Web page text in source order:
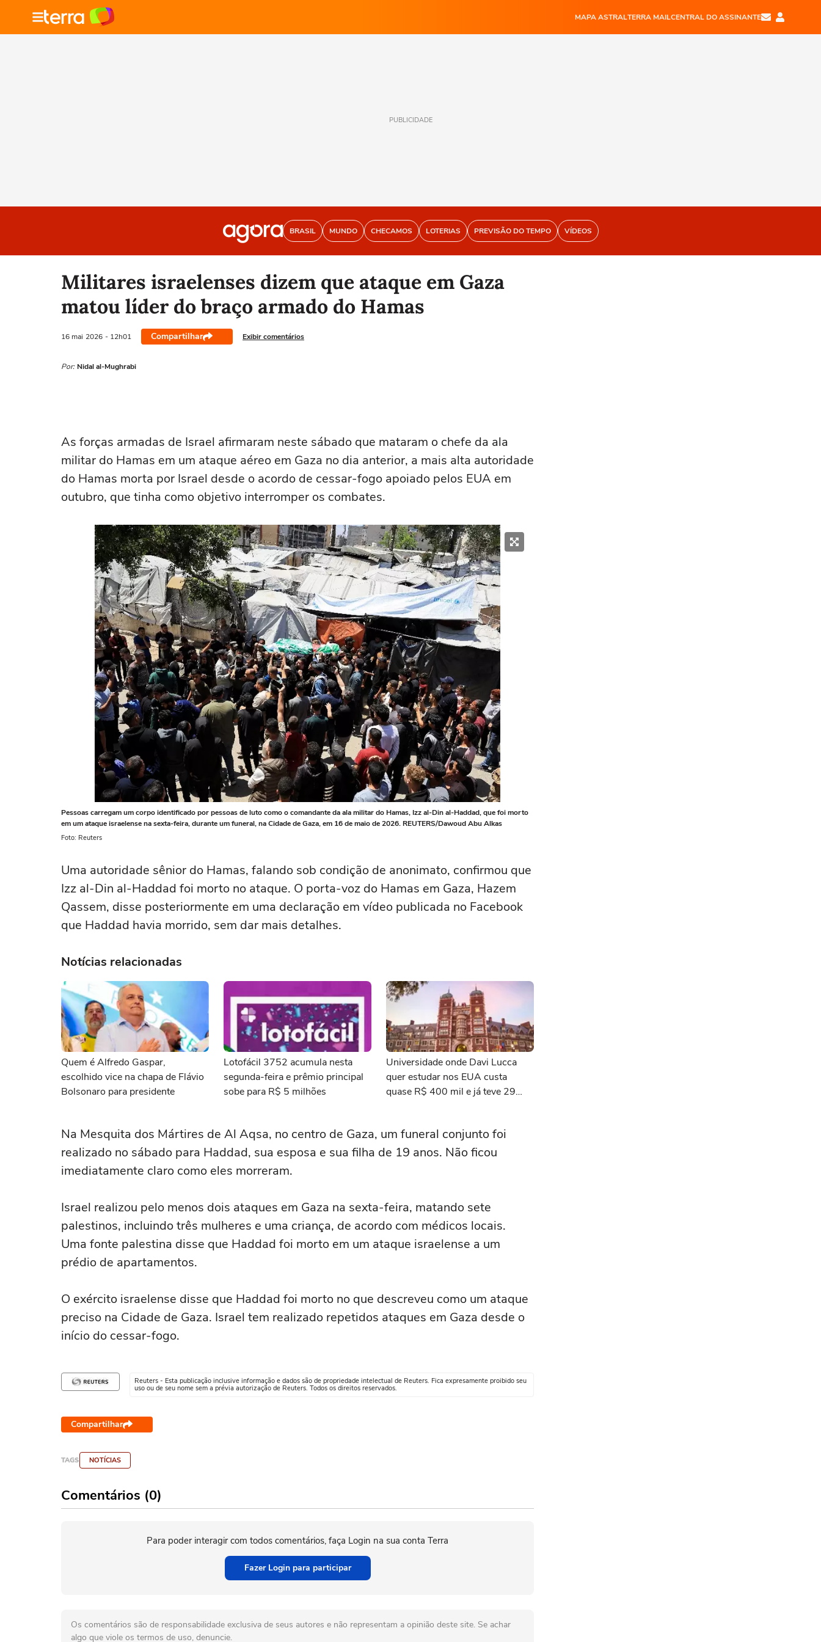
MAPA ASTRALTERRA MAILCENTRAL DO ASSINANTE
PUBLICIDADE
BRASIL MUNDO CHECAMOS LOTERIAS PREVISÃO DO TEMPO VÍDEOS
Militares israelenses dizem que ataque em Gaza
matou líder do braço armado do Hamas
16 mai 2026 - 12h01 Compartilhar Exibir comentários
Por: Nidal al-Mughrabi
‌As forças armadas de Israel afirmaram neste sábado que mataram o chefe da ala
militar do Hamas em um ataque aéreo em Gaza no dia ⁠anterior, a mais alta autoridade
do ‌Hamas morta por Israel desde o acordo de cessar-fogo apoiado pelos ‌EUA em
outubro, que ‌tinha como objetivo interromper os ⁠combates.
Pessoas carregam um corpo identificado por pessoas de luto como o comandante da ala militar do Hamas, Izz al-Din al-Haddad, que foi morto
em um ataque israelense na sexta-feira, durante um funeral, na Cidade de Gaza, em 16 de maio de 2026. REUTERS/Dawoud Abu Alkas
Foto: Reuters
Uma autoridade sênior do Hamas, falando sob condição de anonimato, confirmou que
Izz al-Din al-Haddad foi morto no ataque. O porta-voz do Hamas em Gaza, ‌Hazem
Qassem, disse posteriormente em uma ‌declaração em vídeo ⁠publicada ⁠no Facebook
que Haddad havia morrido, sem dar ⁠mais detalhes.
Notícias relacionadas
Quem é Alfredo Gaspar,
escolhido vice na chapa de Flávio
Bolsonaro para presidente
Lotofácil 3752 acumula nesta
segunda-feira e prêmio principal
sobe para R$ 5 milhões
Universidade onde Davi Lucca
quer estudar nos EUA custa
quase R$ 400 mil e já teve 29
Na ‌Mesquita dos Mártires ‌de Al Aqsa, no centro de Gaza, um funeral conjunto foi
realizado no sábado para Haddad, sua ⁠esposa e sua filha de 19 anos. Não ficou
imediatamente claro como eles morreram.
Israel realizou pelo menos dois ataques em ‌Gaza na sexta-feira, matando sete
palestinos, incluindo três mulheres e uma criança, ⁠de acordo com médicos locais.
Uma fonte palestina disse que Haddad foi morto em um ataque israelense a um
prédio de apartamentos.
O exército israelense disse que Haddad foi morto no que descreveu como um ataque
preciso na Cidade de Gaza. Israel tem realizado repetidos ataques em Gaza desde o
início do cessar-fogo.
Reuters - Esta publicação inclusive informação e dados são de propriedade intelectual de Reuters. Fica expresamente proibido seu
uso ou de seu nome sem a prévia autorização de Reuters. Todos os direitos reservados.
Compartilhar
TAGS NOTÍCIAS
Comentários (0)
Para poder interagir com todos comentários, faça Login na sua conta Terra
Fazer Login para participar
Os comentários são de responsabilidade exclusiva de seus autores e não representam a opinião deste site. Se achar
algo que viole os termos de uso, denuncie.